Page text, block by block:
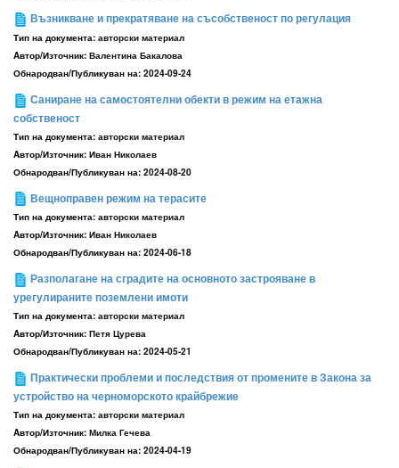
Възникване и прекратяване на съсобственост по регулация
Тип на документа: авторски материал
Aвтор/Източник: Валентина Бакалова
Обнародван/Публикуван на: 2024-09-24
Саниране на самостоятелни обекти в режим на етажна
собственост
Тип на документа: авторски материал
Aвтор/Източник: Иван Николаев
Обнародван/Публикуван на: 2024-08-20
Вещноправен режим на терасите
Тип на документа: авторски материал
Aвтор/Източник: Иван Николаев
Обнародван/Публикуван на: 2024-06-18
Разполагане на сградите на основното застрояване в
урегулираните поземлени имоти
Тип на документа: авторски материал
Aвтор/Източник: Петя Цурева
Обнародван/Публикуван на: 2024-05-21
Практически проблеми и последствия от промените в Закона за
устройство на черноморското крайбрежие
Тип на документа: авторски материал
Aвтор/Източник: Милка Гечева
Обнародван/Публикуван на: 2024-04-19